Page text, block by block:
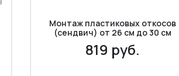
Монтаж пластиковых откосов
(сендвич) от 26 см до 30 см
819 руб.